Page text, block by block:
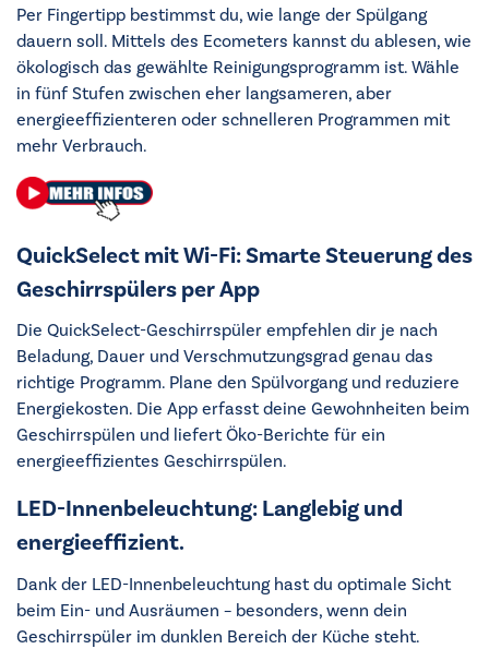
Per Fingertipp bestimmst du, wie lange der Spülgang
dauern soll. Mittels des Ecometers kannst du ablesen, wie
ökologisch das gewählte Reinigungsprogramm ist. Wähle
in fünf Stufen zwischen eher langsameren, aber
energieeffizienteren oder schnelleren Programmen mit
mehr Verbrauch.
QuickSelect mit Wi-Fi: Smarte Steuerung des
Geschirrspülers per App
Die QuickSelect-Geschirrspüler empfehlen dir je nach
Beladung, Dauer und Verschmutzungsgrad genau das
richtige Programm. Plane den Spülvorgang und reduziere
Energiekosten. Die App erfasst deine Gewohnheiten beim
Geschirrspülen und liefert Öko-Berichte für ein
energieeffizientes Geschirrspülen.
LED-Innenbeleuchtung: Langlebig und
energieeffizient.
Dank der LED-Innenbeleuchtung hast du optimale Sicht
beim Ein- und Ausräumen – besonders, wenn dein
Geschirrspüler im dunklen Bereich der Küche steht.